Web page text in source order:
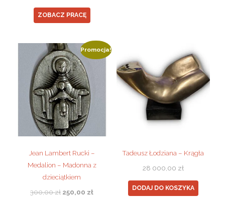
ZOBACZ PRACĘ
Promocja!
Jean Lambert Rucki –
Medalion – Madonna z
dzieciątkiem
300,00zł Pierwotna
250,00 złAktualna
Tadeusz Łodziana – Krągła
28 000,00 zł
DODAJ DO KOSZYKA